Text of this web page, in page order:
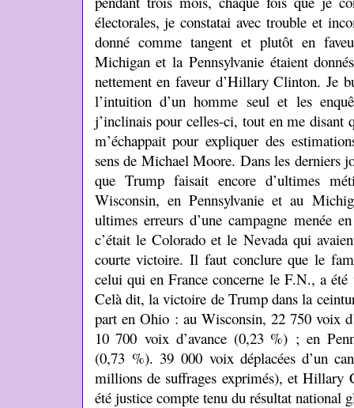
électorales, je constatai avec trouble et
donné comme tangent et plutôt en
Michigan et la Pennsylvanie étaient
nettement en faveur d’Hillary Clinton. Je
l’intuition d’un homme seul et les
j’inclinais pour celles-ci, tout en me disant
m’échappait pour expliquer des
sens de Michael Moore. Dans les derniers
que Trump faisait encore d’ultimes
Wisconsin, en Pennsylvanie et au
ultimes erreurs d’une campagne menée
c’était le Colorado et le Nevada qui
courte victoire. Il faut conclure que le
celui qui en France concerne le F.N., a été
Celà dit, la victoire de Trump dans la
part en Ohio : au Wisconsin, 22 750 voix
10 700 voix d’avance (0,23 %) ; en
(0,73 %). 39 000 voix déplacées d’un
millions de suffrages exprimés), et Hillary
été justice compte tenu du résultat national